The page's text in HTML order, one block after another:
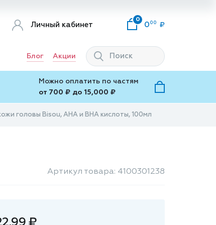
Личный кабинет
0
0 00
Блог Акции
Можно оплатить по частям
от 700 ₽ до 15,000 ₽
головы Bisou, АНА и ВНА кислоты, 100мл
Артикул товара: 4100301238
₽